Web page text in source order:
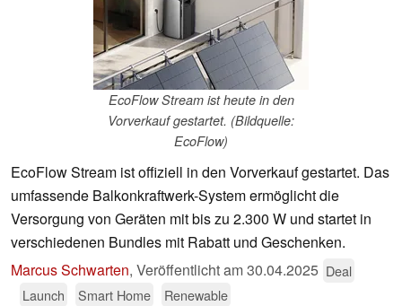
EcoFlow Stream ist heute in den
Vorverkauf gestartet. (Bildquelle:
EcoFlow)
EcoFlow Stream ist offiziell in den Vorverkauf gestartet. Das
umfassende Balkonkraftwerk-System ermöglicht die
Versorgung von Geräten mit bis zu 2.300 W und startet in
verschiedenen Bundles mit Rabatt und Geschenken.
Marcus Schwarten, Veröffentlicht am30.04.2025 Deal
Launch
Smart Home Renewable